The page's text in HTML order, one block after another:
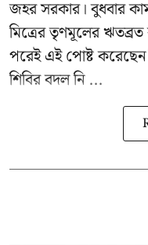
জহর সরকার। বুধবার
মিত্রেরতৃণমূলের ঋতব্রত
পরেই এই পোষ্ট করেছেন
শিবির বদল নি ...